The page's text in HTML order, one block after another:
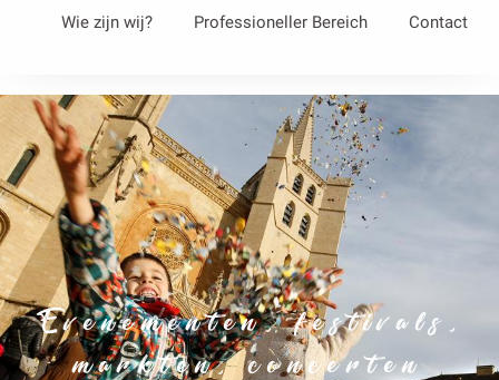
principal
Wie zijn wij? Professioneller Bereich Contact
Evenementen, festivals,
markten, concerten